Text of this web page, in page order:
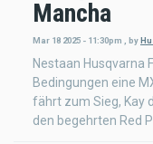
Mancha
Mar 18 2025 - 11:30pm by
Nestaan Husqvarna
Bedingungen eine
fährt zum Sieg, Kay
den begehrten Red